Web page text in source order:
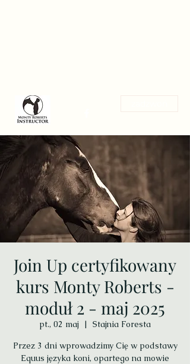
Join Up certyfikowany
kurs Monty Roberts -
moduł 2 - maj 2025
pt., 02 maj
  |
Stajnia Foresta
Przez 3 dni wprowadzimy Cię w podstawy
Equus języka koni, opartego na mowie